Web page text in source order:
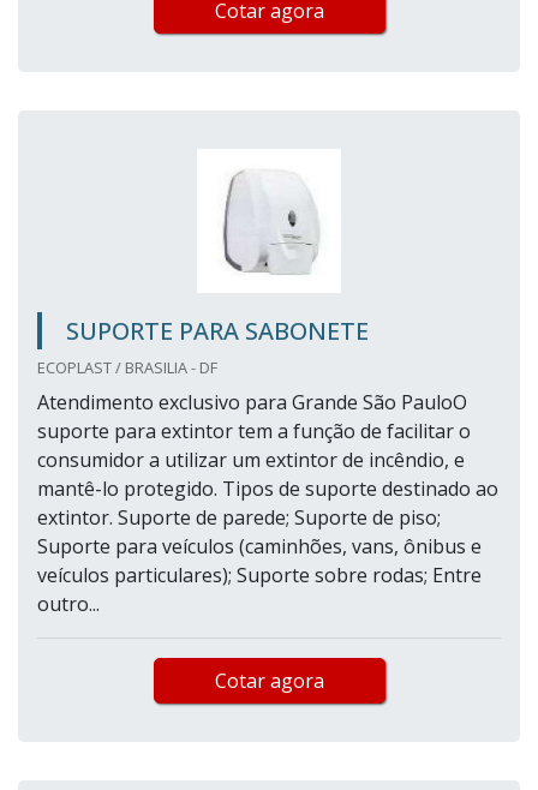
Cotar agora
SUPORTE PARA SABONETE
ECOPLAST / BRASILIA - DF
Atendimento exclusivo para Grande São PauloO
suporte para extintor tem a função de facilitar o
consumidor a utilizar um extintor de incêndio, e
mantê-lo protegido. Tipos de suporte destinado ao
extintor. Suporte de parede; Suporte de piso;
Suporte para veículos (caminhões, vans, ônibus e
veículos particulares); Suporte sobre rodas; Entre
outro...
Cotar agora